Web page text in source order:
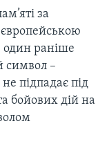
за
європейською
раніше
символ –
підпадає під
бойових дій на